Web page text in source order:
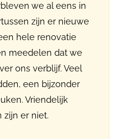
we al eens in
zijn er nieuwe
hele renovatie
meedelen dat we
ons verblijf. Veel
een bijzonder
Vriendelijk
zijn er niet.